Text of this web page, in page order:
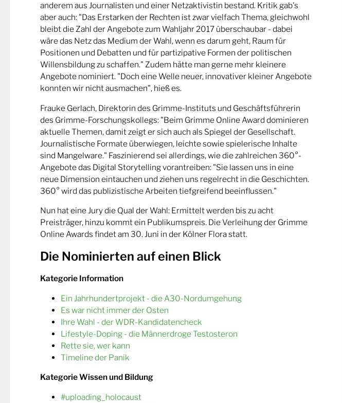
anderem aus Journalisten und einer Netzaktivistin bestand. Kritik gab's
aber auch: "Das Erstarken der Rechten ist zwar vielfach Thema, gleichwohl
bleibt die Zahl der Angebote zum Wahljahr 2017 überschaubar - dabei
wäre das Netz das Medium der Wahl, wenn es darum geht, Raum für
Positionen und Debatten und für partizipative Formen der politischen
Willensbildung zu schaffen." Zudem hätte man gerne mehr kleinere
Angebote nominiert. "Doch eine Welle neuer, innovativer kleiner Angebote
konnten wir nicht ausmachen", hieß es.
Frauke Gerlach, Direktorin des Grimme-Instituts und Geschäftsführerin
des Grimme-Forschungskollegs: "Beim Grimme Online Award dominieren
aktuelle Themen, damit zeigt er sich auch als Spiegel der Gesellschaft.
Journalistische Formate überwiegen, leichte sowie spielerische Inhalte
sind Mangelware." Faszinierend sei allerdings, wie die zahlreichen 360°-
Angebote das Digital Storytelling vorantreiben: "Sie lassen uns in eine
neue Dimension eintauchen und ziehen uns regelrecht in die Geschichten.
360° wird das publizistische Arbeiten tiefgreifend beeinflussen."
Nun hat eine Jury die Qual der Wahl: Ermittelt werden bis zu acht
Preisträger, hinzu kommt ein Publikumspreis. Die Verleihung der Grimme
Online Awards findet am 30. Juni in der Kölner Flora statt.
Die Nominierten auf einen Blick
Kategorie Information
Ein Jahrhundertprojekt - die A30-Nordumgehung
Es war nicht immer der Osten
Ihre Wahl - der WDR-Kandidatencheck
Lifestyle-Doping - die Männerdroge Testosteron
Rette sie, wer kann
Timeline der Panik
Kategorie Wissen und Bildung
#uploading_holocaust